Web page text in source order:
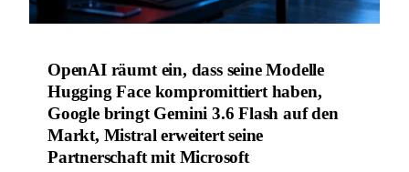
OpenAI räumt ein, dass seine Modelle
Hugging Face kompromittiert haben,
Google bringt Gemini 3.6 Flash auf den
Markt, Mistral erweitert seine
Partnerschaft mit Microsoft